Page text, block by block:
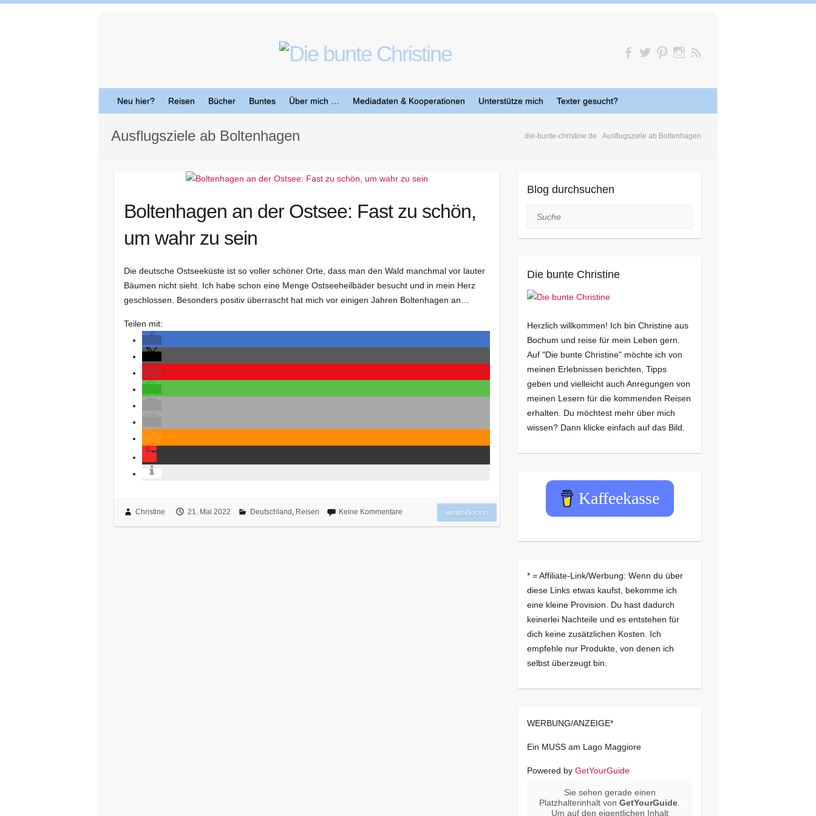
Neu hier? Reisen Bücher Buntes Über mich … Mediadaten & Kooperationen Unterstütze mich Texter gesucht?
die-bunte-christine.de Ausflugsziele ab Boltenhagen
Ausflugsziele ab Boltenhagen
Boltenhagen an der Ostsee: Fast zu schön,
um wahr zu sein
Die deutsche Ostseeküste ist so voller schöner Orte, dass man den Wald manchmal vor lauter
Bäumen nicht sieht. Ich habe schon eine Menge Ostseeheilbäder besucht und in mein Herz
geschlossen. Besonders positiv überrascht hat mich vor einigen Jahren Boltenhagen an…
Teilen mit:
Christine 21. Mai 2022 Deutschland , Reisen Keine Kommentare weiterlesen
Blog durchsuchen
Suche
Die bunte Christine
Herzlich willkommen! Ich bin Christine aus
Bochum und reise für mein Leben gern.
Auf "Die bunte Christine" möchte ich von
meinen Erlebnissen berichten, Tipps
geben und vielleicht auch Anregungen von
meinen Lesern für die kommenden Reisen
erhalten. Du möchtest mehr über mich
wissen? Dann klicke einfach auf das Bild.
Kaffeekasse
* = Affiliate-Link/Werbung: Wenn du über
diese Links etwas kaufst, bekomme ich
eine kleine Provision. Du hast dadurch
keinerlei Nachteile und es entstehen für
dich keine zusätzlichen Kosten. Ich
empfehle nur Produkte, von denen ich
selbst überzeugt bin.
WERBUNG/ANZEIGE*
Ein MUSS am Lago Maggiore
Powered by GetYourGuide
Sie sehen gerade einen
Platzhalterinhalt vonGetYourGuide
Um auf den eigentlichen Inhalt